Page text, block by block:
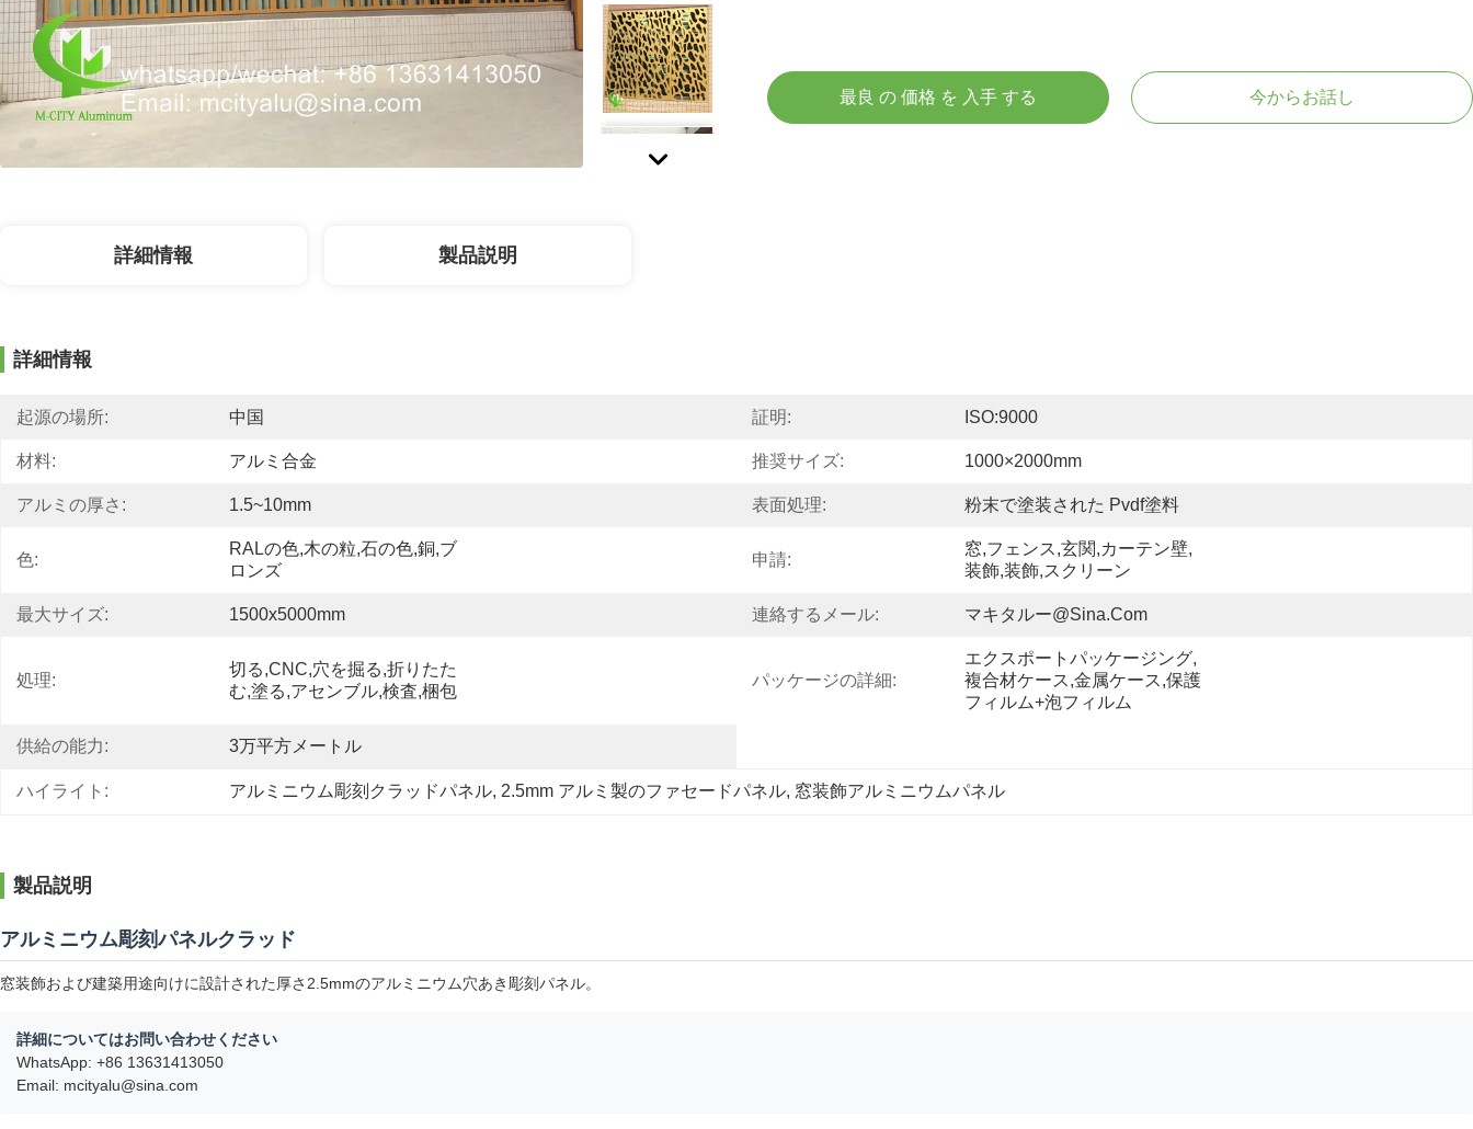
最良 の 価格 を 入手 する 今からお話し
詳細情報 製品説明
詳細情報
起源の場所: 中国 証明: ISO:9000
材料: アルミ合金 推奨サイズ: 1000×2000mm
アルミの厚さ: 1.5~10mm 表面処理: 粉末で塗装された Pvdf塗料
色:
RALの色,木の粒,石の色,銅,ブ
ロンズ
申請:
窓,フェンス,玄関,カーテン壁,
装飾,装飾,スクリーン
最大サイズ: 1500x5000mm 連絡するメール: マキタルー@sina.com
処理:
切る,CNC,穴を掘る,折りたた
む,塗る,アセンブル,検査,梱包
パッケージの詳細:
エクスポートパッケージング,
複合材ケース,金属ケース,保護
フィルム+泡フィルム
供給の能力: 3万平方メートル
ハイライト: アルミニウム彫刻クラッドパネル, 2.5mm アルミ製のファセードパネル, 窓装飾アルミニウムパネル
製品説明
アルミニウム彫刻パネルクラッド
窓装飾および建築用途向けに設計された厚さ2.5mmのアルミニウム穴あき彫刻パネル。
詳細についてはお問い合わせください
WhatsApp: +86 13631413050
Email: mcityalu@sina.com